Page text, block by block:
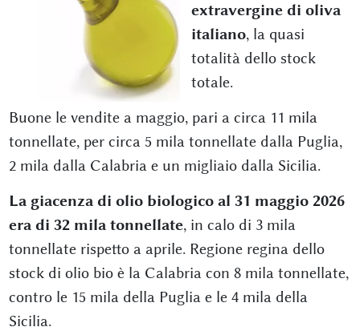
extravergine di oliva
italiano, la quasi
totalità dello stock
totale.
Buone le vendite a maggio, pari a circa 11 mila
tonnellate, per circa 5 mila tonnellate dalla Puglia,
2 mila dalla Calabria e un migliaio dalla Sicilia.
La giacenza di olio biologico al 31 maggio 2026
era di 32 mila tonnellate, in calo di 3 mila
tonnellate rispetto a aprile. Regione regina dello
stock di olio bio è la Calabria con 8 mila tonnellate,
contro le 15 mila della Puglia e le 4 mila della
Sicilia.